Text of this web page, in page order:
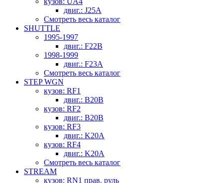
двиг.: J25A
Смотреть весь каталог
SHUTTLE
1995-1997
двиг.: F22B
1998-1999
двиг.: F23A
Смотреть весь каталог
STEP WGN
кузов: RF1
двиг.: B20B
кузов: RF2
двиг.: B20B
кузов: RF3
двиг.: K20A
кузов: RF4
двиг.: K20A
Смотреть весь каталог
STREAM
кузов: RN1 прав. руль